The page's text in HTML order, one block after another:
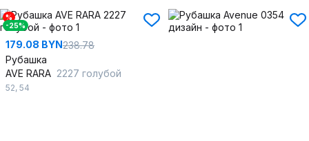
%
-25%
179.08 BYN238.78
Рубашка
AVE RARA 2227 голубой
52, 54